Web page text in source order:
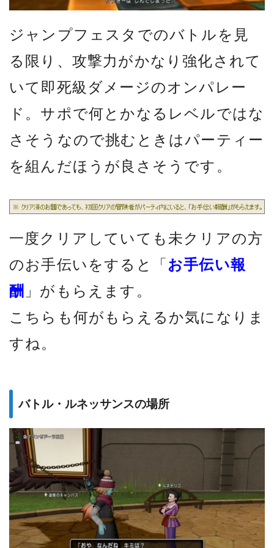
ジャンプフェスタでのバトルを見
る限り、攻撃力がかなり強化されて
いて即死級ダメージのオンパレー
ド。サポで何とかなるレベルではな
さそうなので挑むときはパーティー
を組んだほうが良さそうです。
一度クリアしていても未クリアの方
のお手伝いをすると「 お手伝い報
酬 」がもらえます。
こちらも何がもらえるか気になりま
すね。
バトル・ルネッサンスの場所